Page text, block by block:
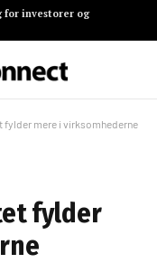
for investorer og
fylder mere i virksomhederne
fylder